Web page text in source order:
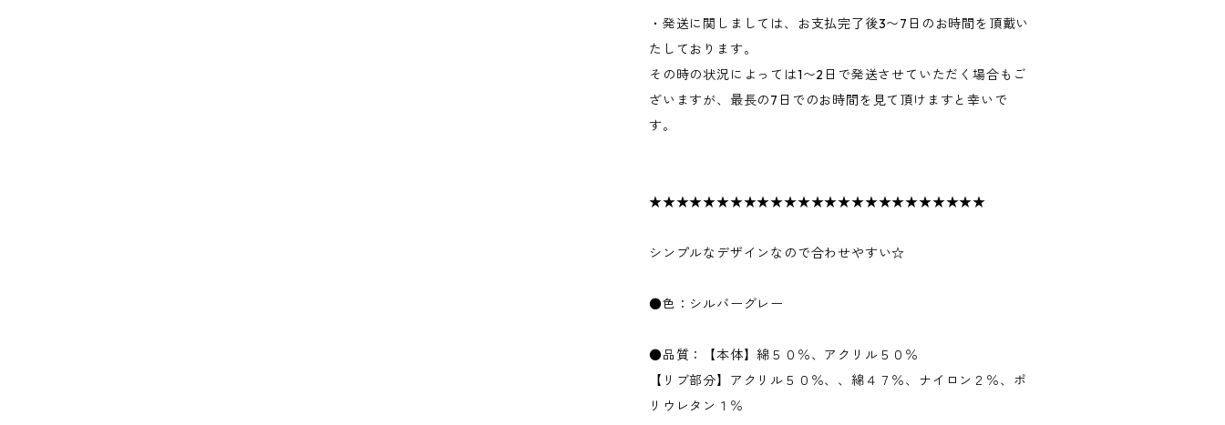
・発送に関しましては、お支払完了後3〜7日のお時間を頂戴い
たしております。
その時の状況によっては1〜2日で発送させていただく場合もご
ざいますが、最長の7日でのお時間を見て頂けますと幸いで
す。
★★★★★★★★★★★★★★★★★★★★★★★★★
シンプルなデザインなので合わせやすい☆
●色：シルバーグレー
●品質：【本体】綿５０％、アクリル５０％
【リブ部分】アクリル５０％、、綿４７％、ナイロン２％、ポ
リウレタン１％